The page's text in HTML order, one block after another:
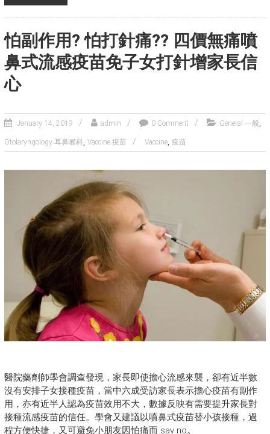
怕副作用? 怕打針痛?? 四價無痛噴
鼻式流感疫苗免子女打針增家長信
心
January 14, 2019 admin 0 Comment General 一般,
Otolaryngology 耳鼻喉科, Vaccine 疫苗 Vaccine, 疫苗
醫院藥劑師學會調查發現，家長即使擔心流感來襲，卻有近半數
沒有安排子女接種疫苗，當中六成受訪家長表示擔心疫苗有副作
用，亦有近半人認為疫苗效用不大，數據反映有需要提升家長對
接種流感疫苗的信任。學會又建議以噴鼻式疫苗替小孩接種，過
程方便快捷，又可避免小朋友因怕痛而 say no。